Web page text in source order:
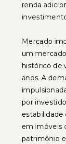
renda
Mercado
um
histórico de
anos. A
por
estabilidade
em imóveis
patrimônio